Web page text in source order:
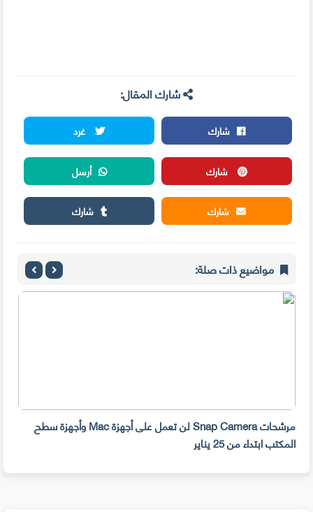
شارك المقال:
شارك
غرد
شارك
أرسل
شارك
شارك
مواضيع ذات صلة:
مرشحات Snap Camera لن تعمل على أجهزة Mac وأجهزة سطح
المكتب ابتداء من 25 يناير